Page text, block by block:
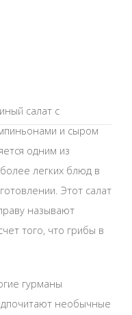
салат с
и сыром
одним из
легких блюд в
Этот салат
называют
того, что грибы в
гурманы
необычные